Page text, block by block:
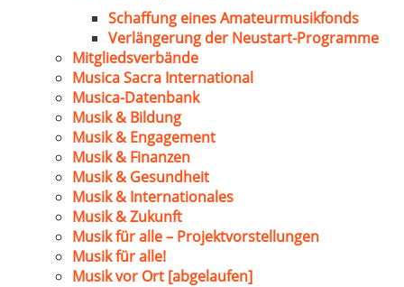
Schaffung eines Amateurmusikfonds
Verlängerung der Neustart-Programme
Mitgliedsverbände
Musica Sacra International
Musica-Datenbank
Musik & Bildung
Musik & Engagement
Musik & Finanzen
Musik & Gesundheit
Musik & Internationales
Musik & Zukunft
Musik für alle – Projektvorstellungen
Musik für alle!
Musik vor Ort [abgelaufen]